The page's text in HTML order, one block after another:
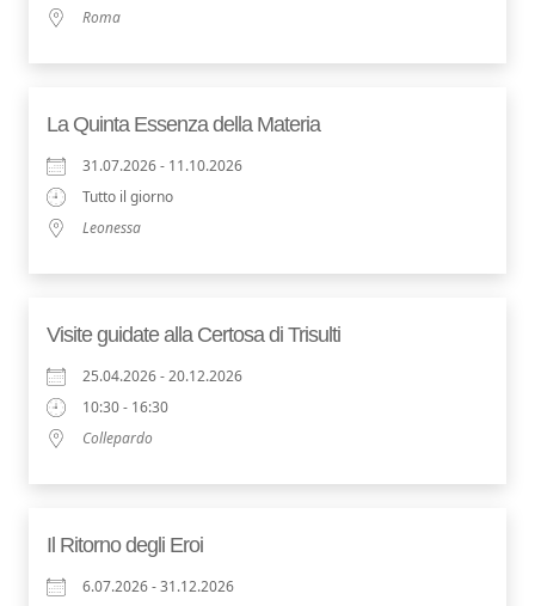
Roma
La Quinta Essenza della Materia
31.07.2026 - 11.10.2026
Tutto il giorno
Leonessa
Visite guidate alla Certosa di Trisulti
25.04.2026 - 20.12.2026
10:30 - 16:30
Collepardo
Il Ritorno degli Eroi
6.07.2026 - 31.12.2026